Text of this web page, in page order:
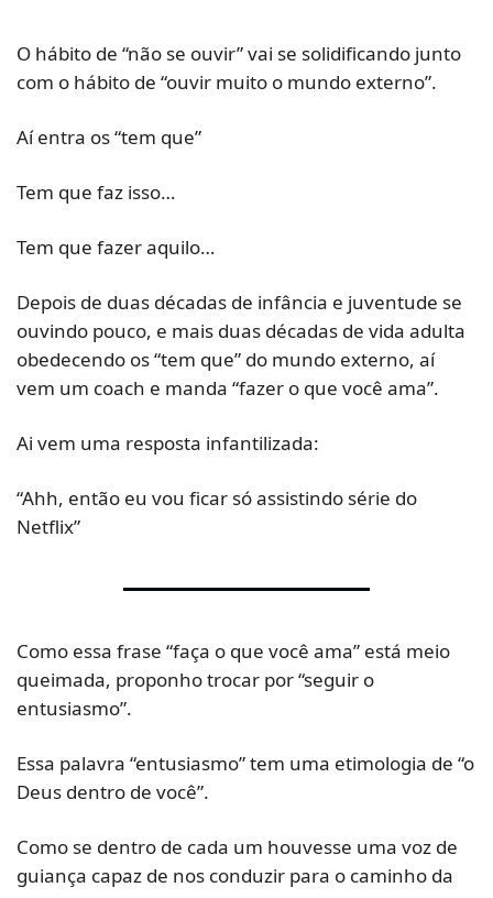
O hábito de “não se ouvir” vai se solidificando junto
com o hábito de “ouvir muito o mundo externo”.
Aí entra os “tem que”
Tem que faz isso…
Tem que fazer aquilo…
Depois de duas décadas de infância e juventude se
ouvindo pouco, e mais duas décadas de vida adulta
obedecendo os “tem que” do mundo externo, aí
vem um coach e manda “fazer o que você ama”.
Ai vem uma resposta infantilizada:
“Ahh, então eu vou ficar só assistindo série do
Netflix”
Como essa frase “faça o que você ama” está meio
queimada, proponho trocar por “seguir o
entusiasmo”.
Essa palavra “entusiasmo” tem uma etimologia de “o
Deus dentro de você”.
Como se dentro de cada um houvesse uma voz de
guiança capaz de nos conduzir para o caminho da